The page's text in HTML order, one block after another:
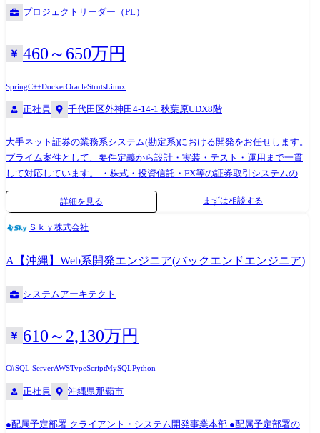
年 建機業界での品質保証システムを活用したデータ連携基盤構築にお
いて、アーキテクチャ検討・技術検証を対応
がございます。 品質に対する最終的な責任を持つ立場として、 顧客の期
待を超える高い信頼性と価値を備えたプロダクトを世に送り出し、 シス
す。 組織全体の品質ガイドライン策定や、自動化やAIを駆使した先進的
あり、リーダーシップを発揮して顧客満足度の最大化に貢献していただ
きます。 具体的な案件例 ・官公庁向け 政府職員向け管理システム
の品質管理チームの立ち上げおよび運営。 ・メーカー向け 基幹シス
メントチームの立ち上げおよび運営。
プロジェクトリーダー（PL）
460～650万円
SpringC++DockerOracleStrutsLinux
正社員 千代田区外神田4-14-1 秋葉原UDX8階
大手ネット証券の業務系システム(勘定系)における開発をお任せします。
プライム案件として、要件定義から設計・実装・テスト・運用まで一貫
して対応しています。 ・株式・投資信託・FX等の証券取引システムの開
発/改修 ・外部サービスとのAPI連携設計・実装 ・大量データを扱うバッ
チ処理の設計・実装・運用 ・パフォーマンスチューニング、システム負
荷分散の設計 プロジェクトの特徴 ・大規模証券プラットフォームに参
定運用する基盤を支えます ・高トラフィック・高可用性の開発環境:リア
ルタイム性・信頼性が求められるため、冗長構成・フェイルオーバー・
スケーラビリティ設計の経験が得られます ・リアルタイム×バッチ処理
の両立:日中のリアルタイム取引と、夜間の大量バッチ処理の共存を実現
VB.NET、C++、C# OS:Linux(Unix系) FW:Spring、Struts、Struts2
IDE:Eclipse、Visual Studio、Android Studio、Xcode その他:SVN、Git、
詳細を見る まずは相談する
Ｓｋｙ株式会社
A【沖縄】Web系開発エンジニア(バックエンドエンジニア)
システムアーキテクト
610～2,130万円
C#SQL ServerAWSTypeScriptMySQLPython
正社員 沖縄県那覇市
●配属予定部署 クライアント・システム開発事業本部 ●配属予定部署の